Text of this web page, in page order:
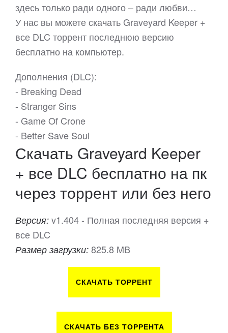
здесь только ради одного – ради любви…
У нас вы можете скачать Graveyard Keeper +
все DLC торрент последнюю версию
бесплатно на компьютер.
Дополнения (DLC):
- Breaking Dead
- Stranger Sins
- Game Of Crone
- Better Save Soul
Скачать Graveyard Keeper
+ все DLC бесплатно на пк
через торрент или без него
Версия: v1.404 - Полная последняя версия +
все DLC
Размер загрузки: 825.8 MB
СКАЧАТЬ ТОРРЕНТ
СКАЧАТЬ БЕЗ ТОРРЕНТА